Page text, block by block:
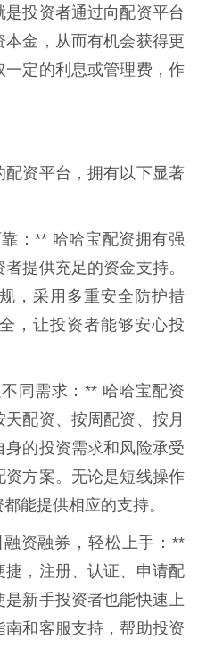
投资者通过向配资平台
金，从而有机会获得更
定的利息或管理费，作
资平台，拥有以下显著
：** 哈哈宝配资拥有强
提供充足的资金支持。
，采用多重安全防护措
，让投资者能够安心投
同需求：** 哈哈宝配资
配资、按周配资、按月
的投资需求和风险承受
方案。无论是短线操作
能提供相应的支持。
资融券，轻松上手：**
，注册、认证、申请配
新手投资者也能快速上
和客服支持，帮助投资